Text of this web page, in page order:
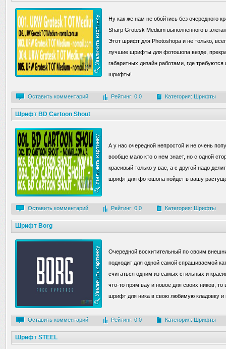
Ну как же нам не обойтись без очередного
Sharp Grotesk Medium выполненного в
Этот шрифт для Photoshopa и не только,
лучшие шрифты для фотошопа везде,
габаритных дизайн работами, где требуются
шрифты!
Оставить комментарий Рейтинг: 0.0 Категория: Шрифты
Шрифт BD Cartoon Shout
А у нас очередной непростой и не очень
вообще мало кто о нем знает, но с одной
красивый только у вас, а с другой надо
шрифт для фотошопа пойдет в вашу
Оставить комментарий Рейтинг: 0.0 Категория: Шрифты
Шрифт Borg
Очередной восхитительный по своим
подходит для одной самой спрашиваемой
считаться одним из самых стильных и
что-то прям вау и новое для своих ников, то
шрифт для ника в свою любимую кладовку и
Оставить комментарий Рейтинг: 0.0 Категория: Шрифты
Шрифт STEEL